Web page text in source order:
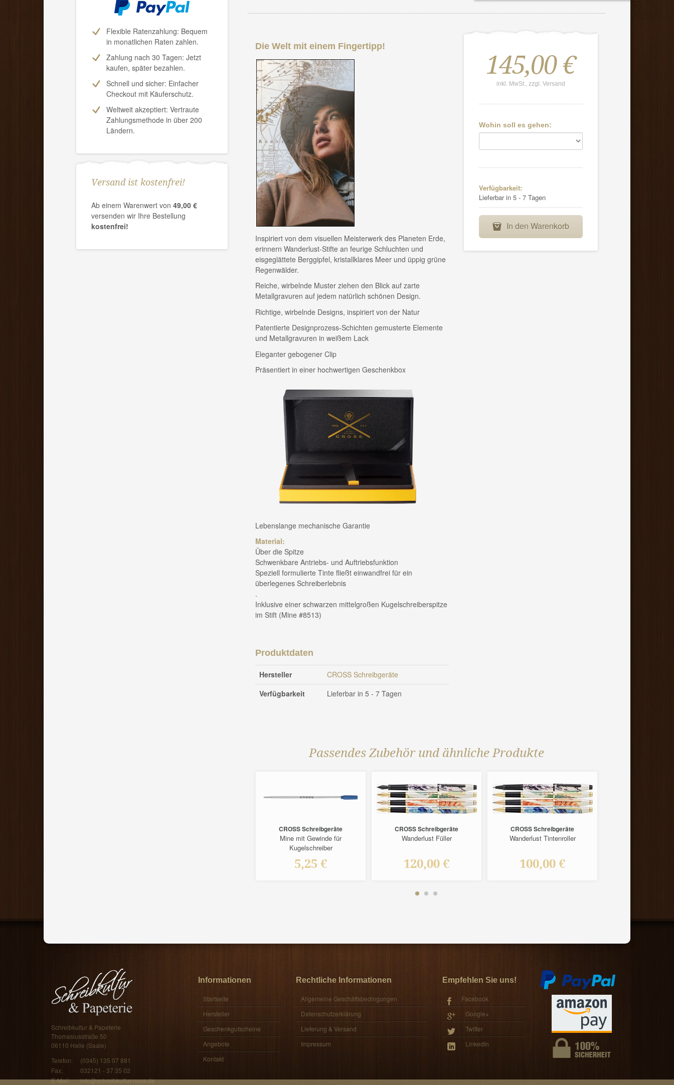
Die Welt mit einem Fingertipp!
Inspiriert von dem visuellen Meisterwerk des Planeten Erde,
erinnern Wanderlust-Stifte an feurige Schluchten und
eisgeglättete Berggipfel, kristallklares Meer und üppig grüne
Regenwälder.
Reiche, wirbelnde Muster ziehen den Blick auf zarte
Metallgravuren auf jedem natürlich schönen Design.
Richtige, wirbelnde Designs, inspiriert von der Natur
Patentierte Designprozess-Schichten gemusterte Elemente
und Metallgravuren in weißem Lack
Eleganter gebogener Clip
Präsentiert in einer hochwertigen Geschenkbox
Lebenslange mechanische Garantie
Material:
Über die Spitze
Schwenkbare Antriebs- und Auftriebsfunktion
Speziell formulierte Tinte fließt einwandfrei für ein
überlegenes Schreiberlebnis
.
Inklusive einer schwarzen mittelgroßen Kugelschreiberspitze
im Stift (Mine #8513)
Produktdaten
Hersteller
CROSS Schreibgeräte
Verfügbarkeit
Lieferbar in 5 - 7 Tagen
145,00 €
inkl. MwSt., zzgl. Versand
Wohin soll es gehen:
Verfügbarkeit:
Lieferbar in 5 - 7 Tagen
B In den Warenkorb
Passendes Zubehör und ähnliche Produkte
CROSS Schreibgeräte
Mine mit Gewinde für
Kugelschreiber
5,25 €
CROSS Schreibgeräte
Wanderlust Füller
120,00 €
CROSS Schreibgeräte
Wanderlust Tintenroller
100,00 €
Flexible Ratenzahlung: Bequem
in monatlichen Raten zahlen.
Zahlung nach 30 Tagen: Jetzt
kaufen, später bezahlen.
Schnell und sicher: Einfacher
Checkout mit Käuferschutz.
Weltweit akzeptiert: Vertraute
Zahlungsmethode in über 200
Ländern.
Versand ist kostenfrei!
Ab einem Warenwert von 49,00 €
versenden wir Ihre Bestellung
kostenfrei!
Schreibkultur & Papeterie
Thomasiusstraße 50
06110 Halle (Saale)
Telefon:
(0345) 135 07 881
Fax:
032121 - 37 35 02
E-Mail:
info@schreibkultur-nova.de
Informationen
Startseite
Hersteller
Geschenkgutscheine
Angebote
Kontakt
Rechtliche Informationen
Allgemeine Geschäftsbedingungen
Datenschutzerklärung
Lieferung & Versand
Impressum
Empfehlen Sie uns!
Facebook
Google+
Twitter
LinkedIn